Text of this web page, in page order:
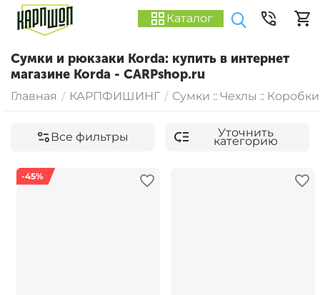
Каталог
Сумки и рюкзаки Korda: купить в интернет
магазине Korda - CARPshop.ru
Главная / КАРПФИШИНГ / Сумки :: Чехлы :: Коробки
Все фильтры Уточнить
категорию
-45%